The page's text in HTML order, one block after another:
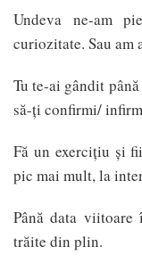
Undeva ne-am
curiozitate. Sau am
Tu te-ai gândit
să-ți confirmi/
Fă un exercițiu și
pic mai mult, la
Până data
trăite din plin.